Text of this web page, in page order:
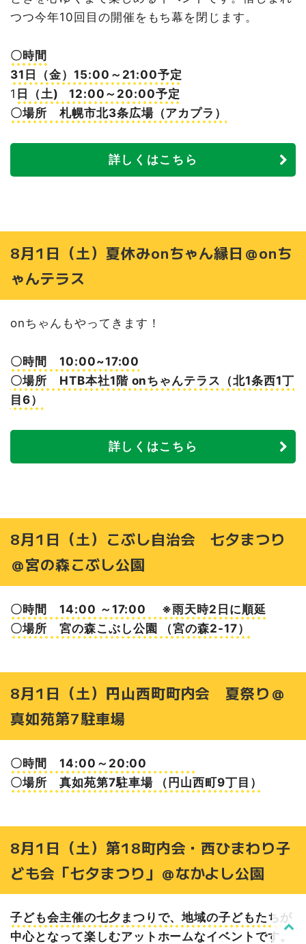
つつ今年10回目の開催をもち幕を閉じます。
〇時間
31日（金）15:00～21:00予定
1 日（土) 12:00～20:00予定
〇場所 札幌市北3条広場（アカプラ）
詳しくはこちら
8月1日（土）夏休みonちゃん縁日＠onち
ゃんテラス
onちゃんもやってきます！
〇時間 10:00~17:00
〇場所 HTB本社1階 onちゃんテラス（北1条西1丁
目6）
詳しくはこちら
8月1日（土）こぶし自治会 七夕まつり
＠宮の森こぶし公園
〇時間 14:00 ～17:00 ※雨天時2日に順延
〇場所 宮の森こぶし公園 （宮の森2-17）
8月1日（土）円山西町町内会 夏祭り＠
真如苑第7駐車場
〇時間 14:00～20:00
〇場所 真如苑第7駐車場 （円山西町9丁目）
8月1日（土）第18町内会・西ひまわり子
ども会「七夕まつり」＠なかよし公園
子ども会主催の七夕まつりで、地域の子どもたちが
中心となって楽しむアットホームなイベントです。